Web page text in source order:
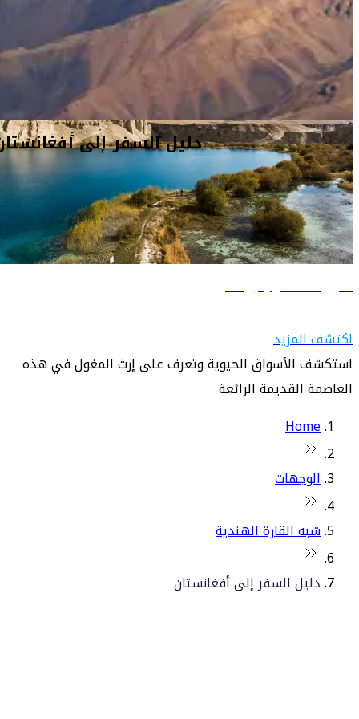
دليل السفر إلى
دليل السفر إلى
وإسلامية.
دليل السفر إلى كابول
تعرّف على كابول
اكتشف المزيد
استكشف الأسواق الحيوية وتعرف على إرث المغول في هذه
العاصمة القديمة الرائعة
Home
الوجهات
شبه القارة الهندية
دليل السفر إلى أفغانستان